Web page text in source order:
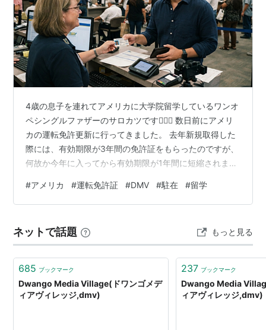
いることや、富士市自体が過去の町村合併から成り立っ
ているいきさつから街の核が分散している現状もあり、
これら相互の連絡用として岳南鉄道を絡めた形での
DMV導入に非常に積極的。自治体や住民の関心も高い
ようで、2006年11月に早速北海道から現地に車両を搬
月には地元住民を招いての試運転も実施した。北海道以
外でDMVが運行される、全国でも初のケースとなっ
た。
富士市が計画しているDMV走行ルートによると、
新富士駅〜富士駅〜（富士市役所付近）〜岳南原田
のルートを往復することを想定しているという。途中の
岳南原田駅付近から岳南江尾駅間は岳南鉄道の線路上を
運転、それ以外の区間は一般道路を走行する予定として
いる。
当初は新富士駅と富士駅の間をレールで結ぶ案も検討さ
4歳の息子を連れてアメリカに大学院留学しているワンオ
ペシングルファザーのサロカツです🙇🏻‍♂️ 数日前にアメリ
カの運転免許更新に行ってきました。 去年新規取得した
際には、有効期限が3年間の免許証をもらったのですが、
何故か今年に入ってから有効期限が1年間に短縮されます
た。 更新しないと来週から車が無免許運転になってしま
うところだったので、近所の車両管理局（DMV）へ行っ
ますが、自分が非移民ビザで滞在している身分でビザの
有効期限を確認する必要があるのか、DMVに出向いて更
新しなければなりませんでし…
#アメリカ #運転免許証 #DMV #駐在 #留学
ネットで話題 もっと見る
685 ブックマーク
Dwango Media Village(ドワンゴメデ
ィアヴィレッジ,dmv)
237 ブックマーク
Dwango Media
ィアヴィレッジ,dmv)